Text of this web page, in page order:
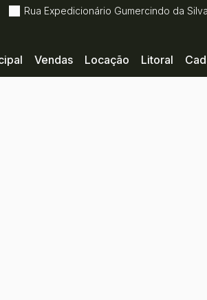
Rua Expedicionário Gumercindo da Silva
Litoral
Locação
Vendas